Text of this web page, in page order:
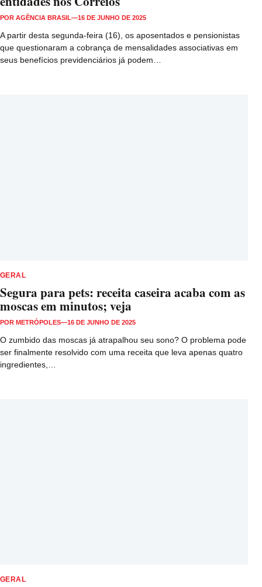
POR AGÊNCIA BRASIL—16 DE JUNHO DE 2025
A partir desta segunda-feira (16), os aposentados e pensionistas
que questionaram a cobrança de mensalidades associativas em
seus benefícios previdenciários já podem…
GERAL
Segura para pets: receita caseira acaba com as
moscas em minutos; veja
POR METRÓPOLES—16 DE JUNHO DE 2025
O zumbido das moscas já atrapalhou seu sono? O problema pode
ser finalmente resolvido com uma receita que leva apenas quatro
ingredientes,…
GERAL